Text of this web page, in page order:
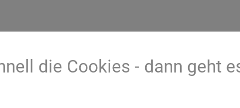
die Cookies - dann geht